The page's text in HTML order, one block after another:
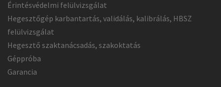
Érintésvédelmi felülvizsgálat
Hegesztőgép karbantartás, validálás, kalibrálás, HBSZ
felülvizsgálat
Hegesztő szaktanácsadás, szakoktatás
Géppróba
Garancia